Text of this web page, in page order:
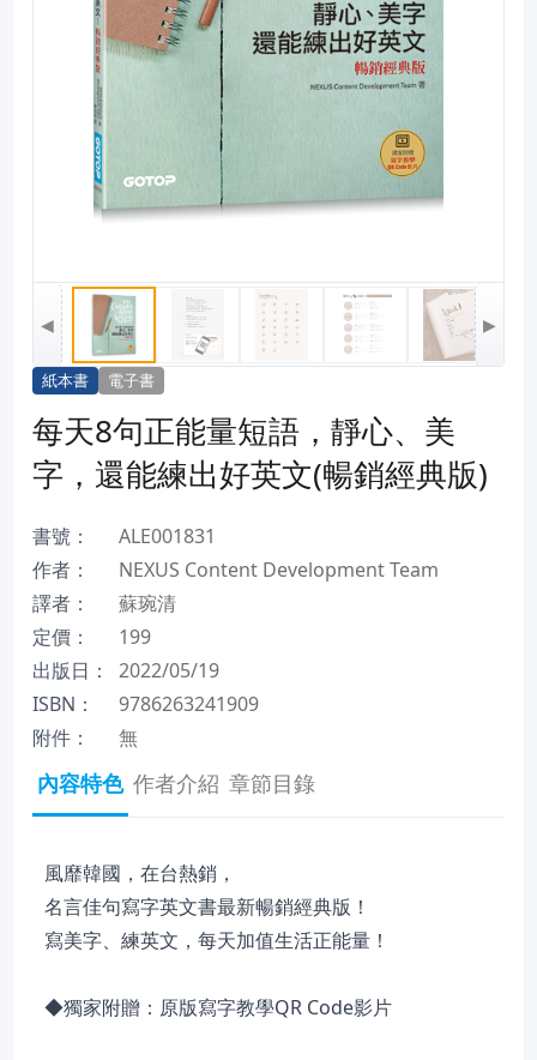
◀ ▶
紙本書 電子書
每天8句正能量短語，靜心、美
字，還能練出好英文(暢銷經典版)
書號：
ALE001831
作者：
NEXUS Content Development Team
譯者：
蘇琬清
定價：
199
出版日：
2022/05/19
ISBN：
9786263241909
附件：
無
內容特色 作者介紹 章節目錄
風靡韓國，在台熱銷，
名言佳句寫字英文書最新暢銷經典版！
寫美字、練英文，每天加值生活正能量！
◆獨家附贈：原版寫字教學QR Code影片